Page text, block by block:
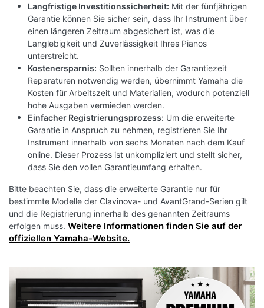
MIT DEN STREAM LIGHTS SEHEN SIE
SOFORT, WELCHE TASTEN SIE ALS
NÄCHSTES SPIELEN SOLLTEN, WODURCH
DAS MUSIZIEREN NOCH MEHR VERGNÜGEN
BEREITET.
Auch wenn Sie nicht notenkundig sind,
unterstützen Sie die Stream Lights in Kombination
mit den interaktiven Stücken der Smart Pianist
App dabei, die passenden Tasten zu erkennen.
Dies gestaltet Ihr Üben noch abwechslungsreicher.
Sie haben zudem die Möglichkeit, die Anzeige
nutzen oder das Tempo in kniffligen Abschnitten
zu drosseln, was den Lernprozess erleichtert. Eine
spezielle Leitfunktion setzt das Stück aus, bis Sie
Langfristige Investitionssicherheit: Mit der fünfjährigen
Garantie können Sie sicher sein, dass Ihr Instrument über
einen längeren Zeitraum abgesichert ist, was die
Langlebigkeit und Zuverlässigkeit Ihres Pianos
unterstreicht.
Kostenersparnis: Sollten innerhalb der Garantiezeit
Reparaturen notwendig werden, übernimmt Yamaha die
Kosten für Arbeitszeit und Materialien, wodurch potenziell
hohe Ausgaben vermieden werden.
Einfacher Registrierungsprozess: Um die erweiterte
Garantie in Anspruch zu nehmen, registrieren Sie Ihr
Instrument innerhalb von sechs Monaten nach dem Kauf
online. Dieser Prozess ist unkompliziert und stellt sicher,
dass Sie den vollen Garantieumfang erhalten.
Bitte beachten Sie, dass die erweiterte Garantie nur für
bestimmte Modelle der Clavinova- und AvantGrand-Serien gilt
und die Registrierung innerhalb des genannten Zeitraums
erfolgen muss. Weitere Informationen finden Sie auf der
offiziellen Yamaha-Website.